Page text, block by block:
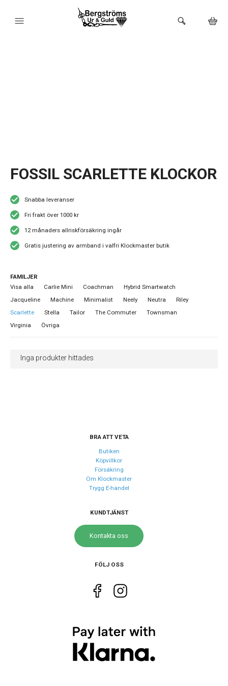
FOSSIL SCARLETTE KLOCKOR
Snabba leveranser
Fri frakt över 1000 kr
12 månaders allriskförsäkring ingår
Gratis justering av armband i valfri Klockmaster butik
FAMILJER
Visa alla
Carlie Mini Coachman
Hybrid Smartwatch
Jacqueline
Machine Minimalist Neely Neutra
Riley
Scarlette
Stella Tailor The Commuter
Townsman
Virginia
Övriga
Inga produkter hittades
BRA ATT VETA
Butiken
Köpvillkor
Försäkring
Om Klockmaster
Trygg E-handel
KUNDTJÄNST
Kontakta oss
FÖLJ OSS